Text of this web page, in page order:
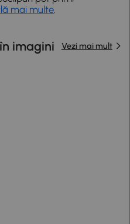
mai multe.
imagini Vezi mai mult